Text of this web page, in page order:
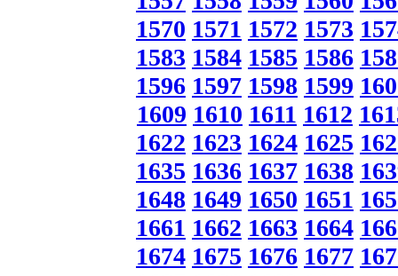
1570 1571 1572 1573
1583 1584 1585 1586
1596 1597 1598 1599
1609 1610 1611 1612
1622 1623 1624 1625
1635 1636 1637 1638
1648 1649 1650 1651
1661 1662 1663 1664
1674 1675 1676 1677